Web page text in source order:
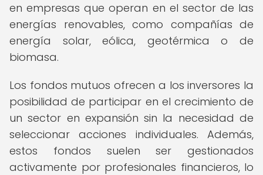
en empresas que operan en el sector de las
energías renovables, como compañías de
energía solar, eólica, geotérmica o de
biomasa.
Los fondos mutuos ofrecen a los inversores la
posibilidad de participar en el crecimiento de
un sector en expansión sin la necesidad de
seleccionar acciones individuales. Además,
estos fondos suelen ser gestionados
activamente por profesionales financieros, lo